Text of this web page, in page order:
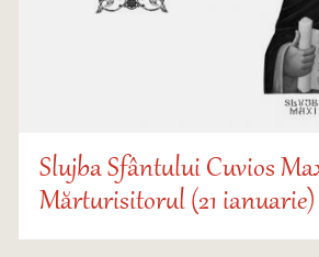
Slujba Sfântului Cuvios
Mărturisitorul (21 ianuarie)